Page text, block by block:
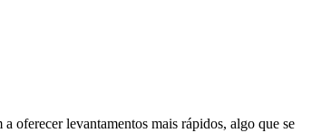
oferecer levantamentos mais rápidos, algo que se